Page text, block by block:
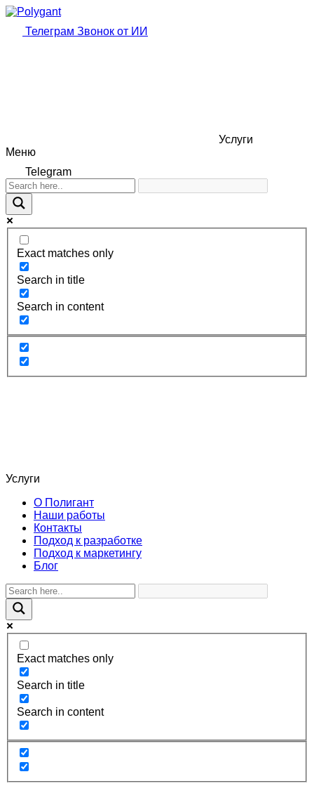
Телеграм Звонок от ИИ
Услуги
Меню
Telegram
Exact matches only
Search in title
Search in content
Услуги
О Полигант
Наши работы
Контакты
Подход к разработке
Подход к маркетингу
Блог
Exact matches only
Search in title
Search in content